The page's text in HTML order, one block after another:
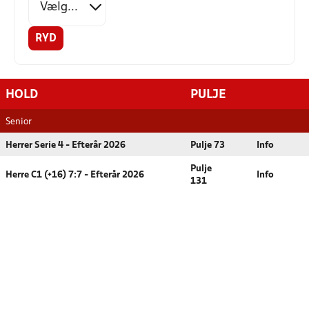
RYD
HOLD PULJE
Senior
Herrer Serie 4 - Efterår 2026 Pulje 73 Info
Herre C1 (+16) 7:7 - Efterår 2026
Pulje
131
Info